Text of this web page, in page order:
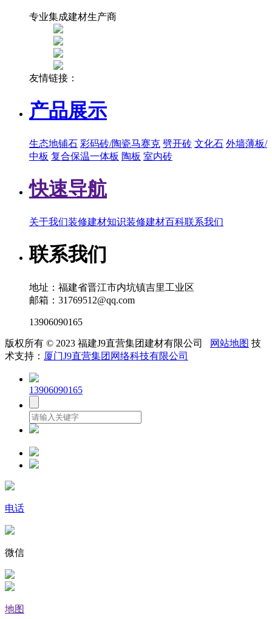
专业集成建材生产商
友情链接：
产品展示
生态地铺石 彩码砖/陶瓷马赛克 劈开砖 文化石 外墙薄板/
中板 复合保温一体板 陶板 室内砖
快速导航
关于我们装修建材知识装修建材百科联系我们
联系我们
地址：福建省晋江市内坑镇吉里工业区
邮箱：31769512@qq.com
13906090165
版权所有 © 2023 福建J9直营集团建材有限公司 网站地图 技
术支持： 厦门J9直营集团网络科技有限公司
13906090165
电话
微信
地图